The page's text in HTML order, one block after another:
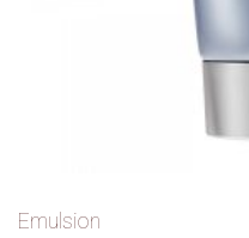
Emulsion